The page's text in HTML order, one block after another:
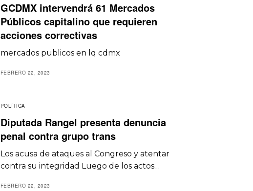
GCDMX intervendrá 61 Mercados
Públicos capitalino que requieren
acciones correctivas
mercados publicos en lq cdmx
FEBRERO 22, 2023
POLÍTICA
Diputada Rangel presenta denuncia
penal contra grupo trans
Los acusa de ataques al Congreso y atentar
contra su integridad Luego de los actos…
FEBRERO 22, 2023